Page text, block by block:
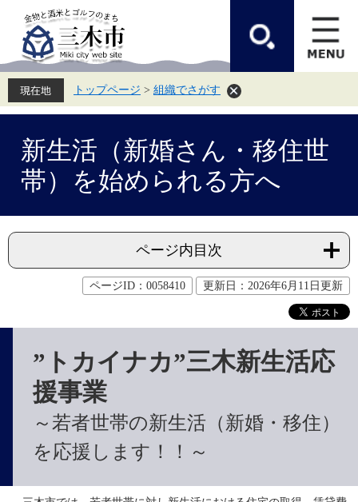
先
頭
す。
を
飛
し
トップページ > 組織でさがす
新生活（新婚さん・移住世
帯）を始められる方へ
ページ内目次
ページID：0058410 更新日：2026年6月11日更新
”トカイナカ”三木新生活応
援事業
～若者世帯の新生活（新婚・移住）
を応援します！！～